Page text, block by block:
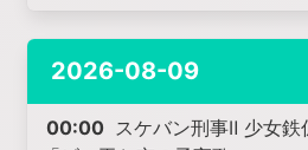
2026-08-09
00:00 スケバン刑事Ⅱ 少女